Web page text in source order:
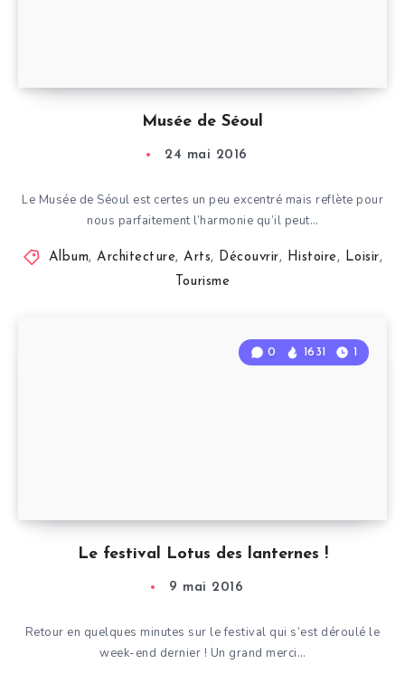
Musée de Séoul
24 mai 2016
Le Musée de Séoul est certes un peu excentré mais reflète pour
nous parfaitement l’harmonie qu’il peut…
Album, Architecture, Arts, Découvrir, Histoire, Loisir,
Tourisme
Le festival Lotus des lanternes !
0 1631 1
9 mai 2016
Retour en quelques minutes sur le festival qui s’est déroulé le
week-end dernier ! Un grand merci…